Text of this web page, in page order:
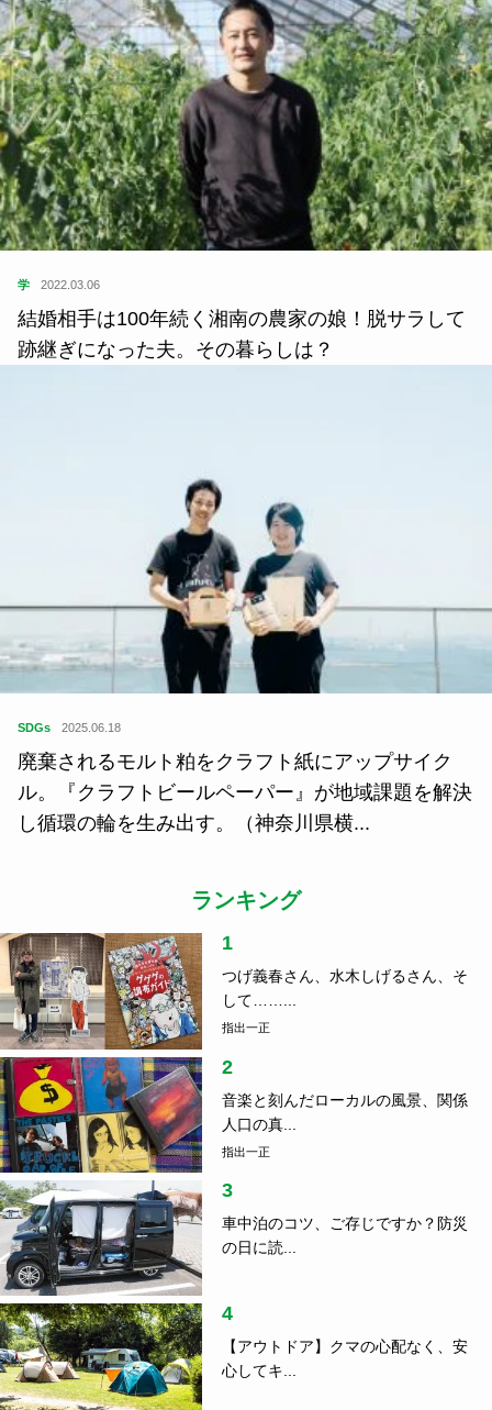
学 2022.03.06
結婚相手は100年続く湘南の農家の娘！脱サラして
跡継ぎになった夫。その暮らしは？
SDGs 2025.06.18
廃棄されるモルト粕をクラフト紙にアップサイク
ル。『クラフトビールペーパー』が地域課題を解決
し循環の輪を生み出す。（神奈川県横...
ランキング
1
つげ義春さん、水木しげるさん、そ
して……...
指出一正
2
音楽と刻んだローカルの風景、関係
人口の真...
指出一正
3
車中泊のコツ、ご存じですか？防災
の日に読...
4
【アウトドア】クマの心配なく、安
心してキ...